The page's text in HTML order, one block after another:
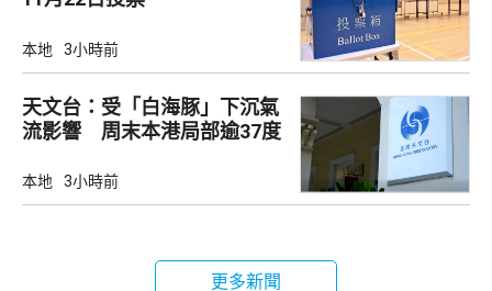
本地 3小時前
天文台：受「白海豚」下沉氣
流影響 周末本港局部逾37度
本地 3小時前
更多新聞